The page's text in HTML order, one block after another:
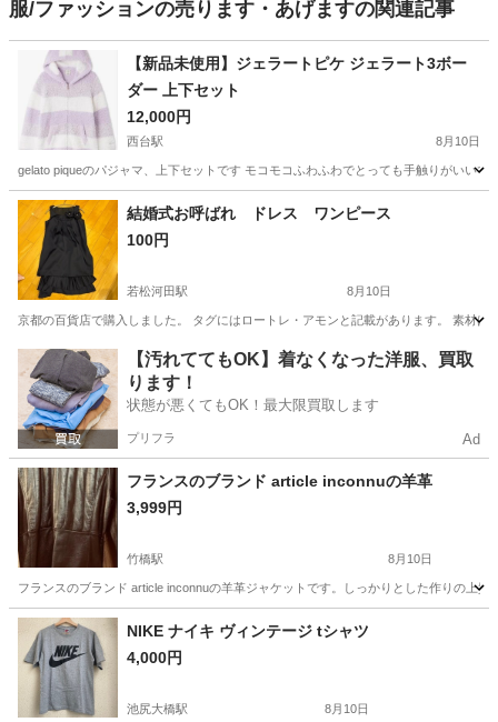
服/ファッションの売ります・あげますの関連記事
【新品未使用】ジェラートピケ ジェラート3ボー
ダー 上下セット
12,000円
西台駅 8月10日
gelato piqueのパジャマ、上下セットです モコモコふわふわでとっても手触りがいい
東京 板橋区 西台駅 服/ファッション
結婚式お呼ばれ ドレス ワンピース
100円
若松河田駅 8月10日
京都の百貨店で購入しました。 タグにはロートレ・アモンと記載があります。 素材
東京 新宿区 若松河田駅 スカート
【汚れててもOK】着なくなった洋服、買取
ります！
状態が悪くてもOK！最大限買取します
プリフラ Ad
フランスのブランド article inconnuの羊革
3,999円
竹橋駅 8月10日
フランスのブランド article inconnuの羊革ジャケットです。しっかりとした作りの上
東京 千代田区 竹橋駅 服/ファッション
NIKE ナイキ ヴィンテージ tシャツ
4,000円
池尻大橋駅 8月10日